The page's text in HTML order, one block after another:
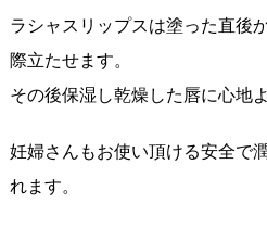
ラシャスリップスは塗った直後
際立たせます。
その後保湿し乾燥した唇に心地
妊婦さんもお使い頂ける安全で
れます。